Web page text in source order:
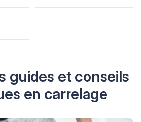
guides et conseils
en carrelage